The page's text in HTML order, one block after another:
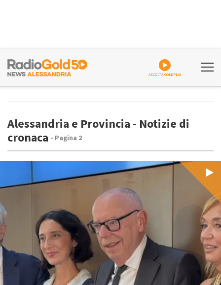
Alessandria e Provincia - Notizie di
cronaca - Pagina 2